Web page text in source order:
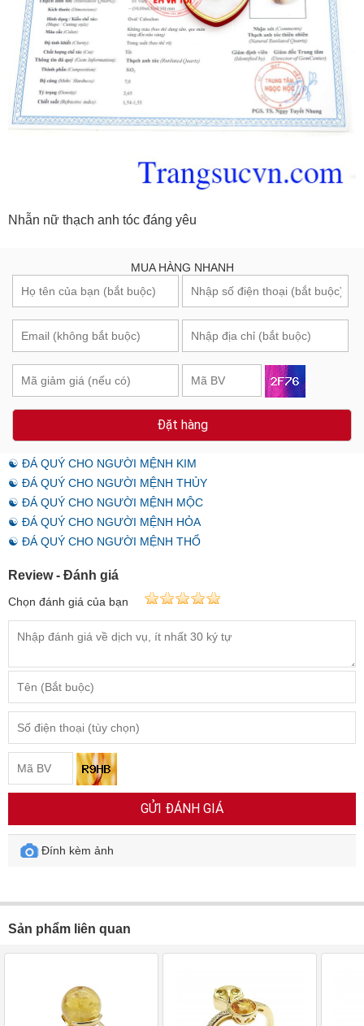
Nhẫn nữ thạch anh tóc đáng yêu
MUA HÀNG NHANH
Đặt hàng
☯ ĐÁ QUÝ CHO NGƯỜI MỆNH KIM
☯ ĐÁ QUÝ CHO NGƯỜI MỆNH THỦY
☯ ĐÁ QUÝ CHO NGƯỜI MỆNH MỘC
☯ ĐÁ QUÝ CHO NGƯỜI MỆNH HỎA
☯ ĐÁ QUÝ CHO NGƯỜI MỆNH THỔ
Review - Đánh giá
Chọn đánh giá của bạn
GỬI ĐÁNH GIÁ
Đính kèm ảnh
Sản phẩm liên quan